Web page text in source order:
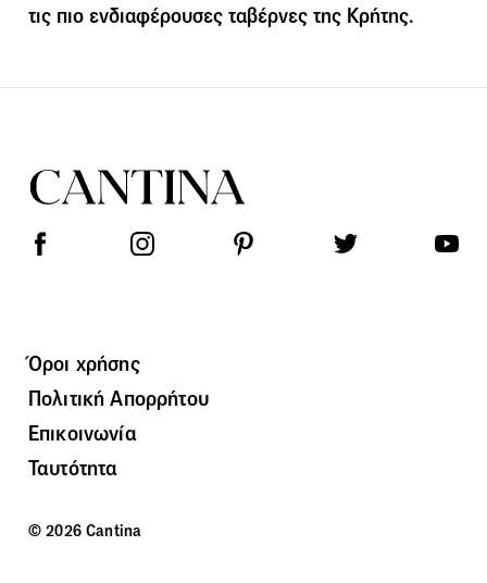
τις πιο ενδιαφέρουσες ταβέρνες της Κρήτης.
Όροι χρήσης
Πολιτική Απορρήτου
Επικοινωνία
Ταυτότητα
© 2026 Cantina